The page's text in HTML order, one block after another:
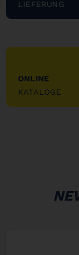
LIEFERUNG
"
ONLINE
KATALOGE
"